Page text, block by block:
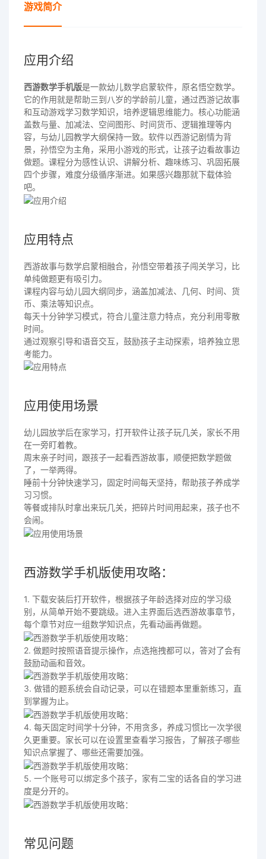
游戏简介
应用介绍
西游数学手机版是一款幼儿数学启蒙软件，原名悟空数学。
它的作用就是帮助三到八岁的学龄前儿童，通过西游记故事
和互动游戏学习数学知识，培养逻辑思维能力。核心功能涵
盖数与量、加减法、空间图形、时间货币、逻辑推理等内
容，与幼儿园教学大纲保持一致。软件以西游记剧情为背
景，孙悟空为主角，采用小游戏的形式，让孩子边看故事边
做题。课程分为感性认识、讲解分析、趣味练习、巩固拓展
四个步骤，难度分级循序渐进。如果感兴趣那就下载体验
吧。
应用特点
西游故事与数学启蒙相融合，孙悟空带着孩子闯关学习，比
单纯做题更有吸引力。
课程内容与幼儿园大纲同步，涵盖加减法、几何、时间、货
币、乘法等知识点。
每天十分钟学习模式，符合儿童注意力特点，充分利用零散
时间。
通过观察引导和语音交互，鼓励孩子主动探索，培养独立思
考能力。
应用使用场景
幼儿园放学后在家学习，打开软件让孩子玩几关，家长不用
在一旁盯着教。
周末亲子时间，跟孩子一起看西游故事，顺便把数学题做
了，一举两得。
睡前十分钟快速学习，固定时间每天坚持，帮助孩子养成学
习习惯。
等餐或排队时拿出来玩几关，把碎片时间用起来，孩子也不
会闹。
西游数学手机版使用攻略：
1. 下载安装后打开软件，根据孩子年龄选择对应的学习级
别，从简单开始不要跳级。进入主界面后选西游故事章节，
每个章节对应一组数学知识点，先看动画再做题。
2. 做题时按照语音提示操作，点选拖拽都可以，答对了会有
鼓励动画和音效。
3. 做错的题系统会自动记录，可以在错题本里重新练习，直
到掌握为止。
4. 每天固定时间学十分钟，不用贪多，养成习惯比一次学很
久更重要。家长可以在设置里查看学习报告，了解孩子哪些
知识点掌握了、哪些还需要加强。
5. 一个账号可以绑定多个孩子，家有二宝的话各自的学习进
度是分开的。
常见问题